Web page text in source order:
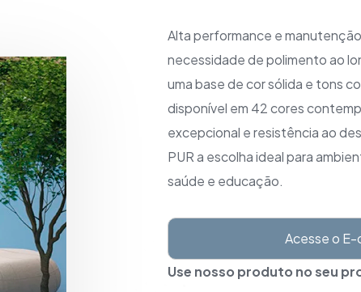
Alta performance e
necessidade de polimento ao
uma base de cor sólida e tons
disponível em 42 cores
excepcional e resistência ao
PUR a escolha ideal para
saúde e educação.
Acesse o
Use nosso produto no seu